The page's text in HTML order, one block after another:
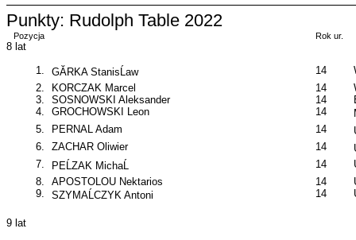
Punkty: Rudolph Table 2022
Pozycja Rok ur.
8 lat
1.
GĂRKA StanisĹaw 14
2.
KORCZAK Marcel 14
3.
SOSNOWSKI Aleksander 14
4.
GROCHOWSKI Leon 14
5.
PERNAL Adam 14
6.
ZACHAR Oliwier 14
7.
PEĹZAK MichaĹ 14
8.
APOSTOLOU Nektarios 14
9.
SZYMAĹCZYK Antoni 14
9 lat